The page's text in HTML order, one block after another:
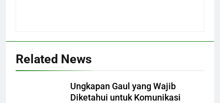
Related News
Ungkapan Gaul yang Wajib
Diketahui untuk Komunikasi